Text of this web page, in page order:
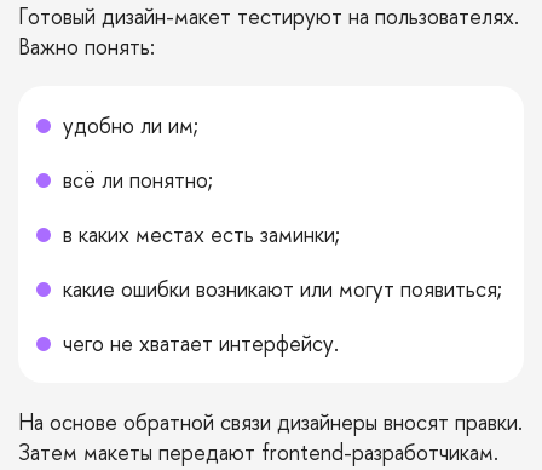
Готовый дизайн-макет тестируют на пользователях.
Важно понять:
удобно ли им;
всё ли понятно;
в каких местах есть заминки;
какие ошибки возникают или могут появиться;
чего не хватает интерфейсу.
На основе обратной связи дизайнеры вносят правки.
Затем макеты передают frontend-разработчикам.